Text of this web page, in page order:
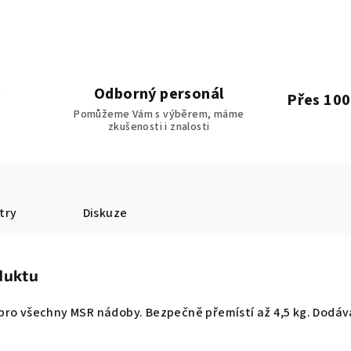
Odborný personál
Pomůžeme Vám s výběrem, máme
zkušenosti i znalosti
Přes
Diskuze
všechny MSR nádoby. Bezpečně přemístí až 4,5 kg.